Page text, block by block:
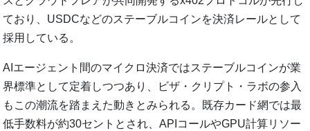
ており、USDCなどのステーブルコインを決済レールとして
採用している。
AIエージェント間のマイクロ決済ではステーブルコインが業
界標準として定着しつつあり、ビザ・クリプト・ラボの参入
もこの潮流を踏まえた動きとみられる。既存カード網では最
低手数料が約30セントとされ、APIコールやGPU計算リソー